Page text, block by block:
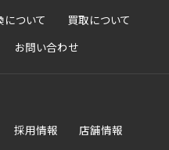
について 買取について
お問い合わせ
採用情報 店舗情報